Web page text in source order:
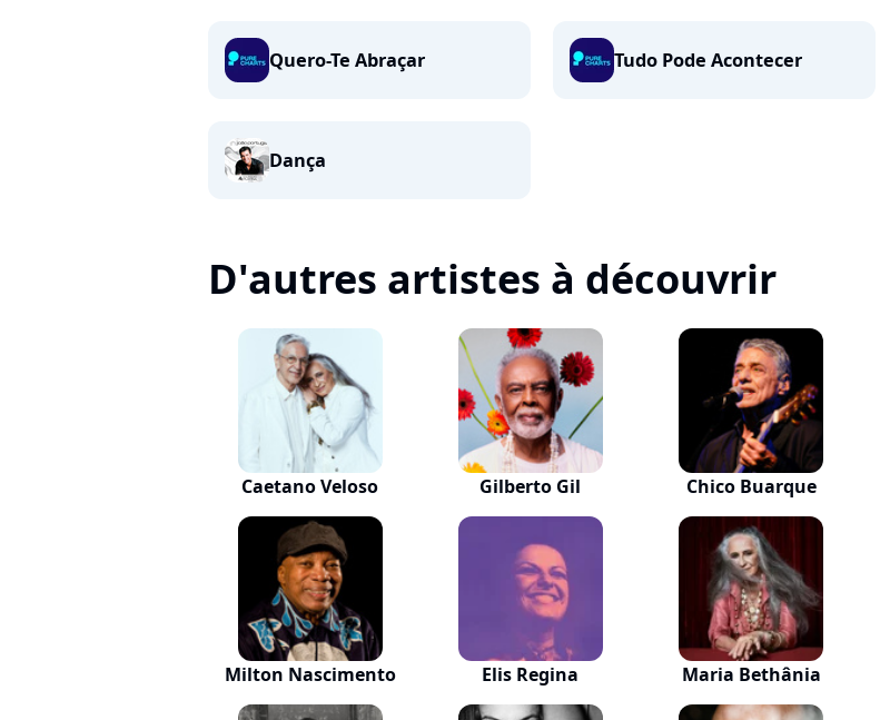
Quero-Te Abraçar Tudo Pode Acontecer
Dança
D'autres artistes à découvrir
Caetano Veloso Gilberto Gil Chico Buarque
Milton Nascimento Elis Regina Maria Bethânia